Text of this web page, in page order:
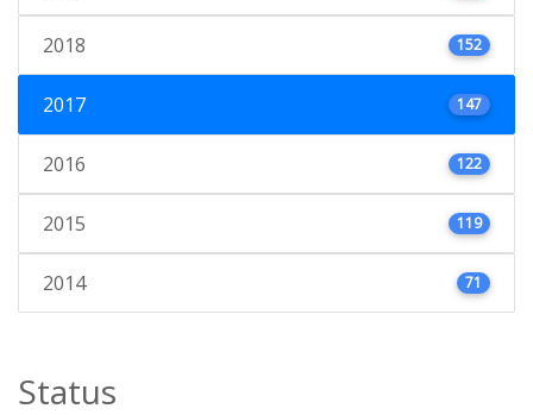
2018 152
2017 147
2016 122
2015 119
2014 71
Status